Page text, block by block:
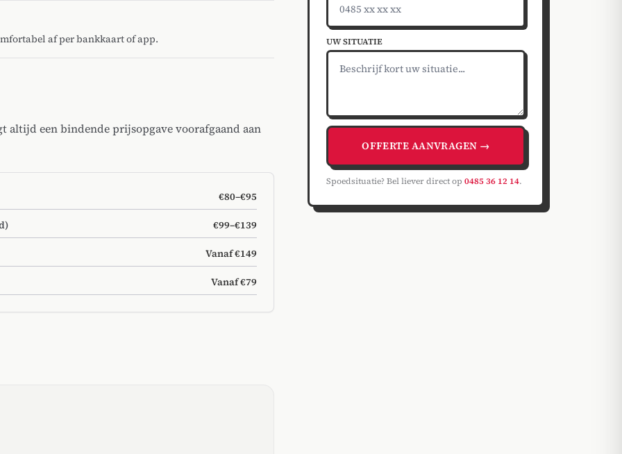
af per bankkaart of app.
altijd een bindende prijsopgave voorafgaand aan
€80–€95
€99–€139
Vanaf €149
Vanaf €79
UW SITUATIE
OFFERTE AANVRAGEN →
Spoedsituatie? Bel liever direct op 0485 36 12 14.